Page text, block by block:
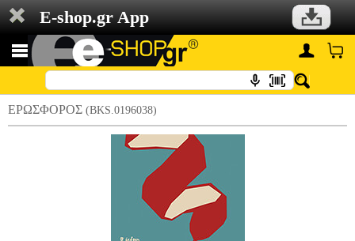
E-shop.gr App
ΕΡΩΣΦΟΡΟΣ (BKS.0196038)